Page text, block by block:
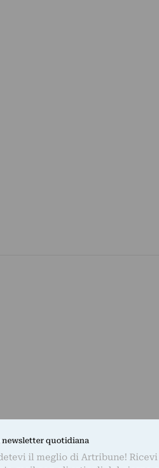
newsletter quotidiana
il meglio di Artribune!